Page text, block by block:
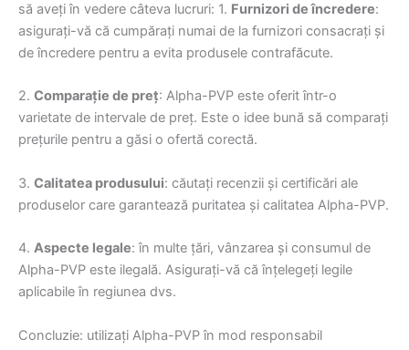
să aveți în vedere câteva lucruri: 1. Furnizori de încredere:
asigurați-vă că cumpărați numai de la furnizori consacrați și
de încredere pentru a evita produsele contrafăcute.
2. Comparație de preț: Alpha-PVP este oferit într-o
varietate de intervale de preț. Este o idee bună să comparați
prețurile pentru a găsi o ofertă corectă.
3. Calitatea produsului: căutați recenzii și certificări ale
produselor care garantează puritatea și calitatea Alpha-PVP.
4. Aspecte legale: în multe țări, vânzarea și consumul de
Alpha-PVP este ilegală. Asigurați-vă că înțelegeți legile
aplicabile în regiunea dvs.
Concluzie: utilizați Alpha-PVP în mod responsabil